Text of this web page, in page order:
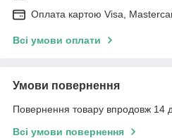
Оплата картою Visa,
Всі умови оплати
Умови повернення
Повернення товару впродовж 14
Всі умови повернення